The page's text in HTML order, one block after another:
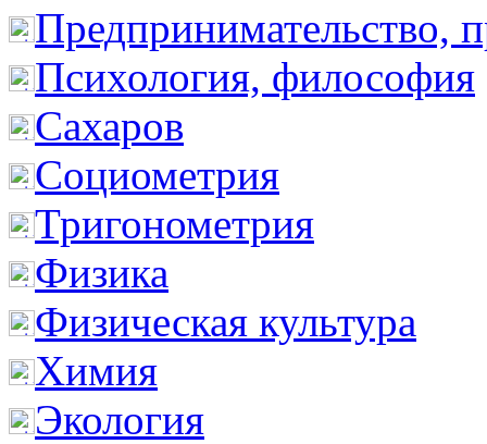
Предпринимательство,
Психология, философия
Сахаров
Социометрия
Тригонометрия
Физика
Физическая культура
Химия
Экология